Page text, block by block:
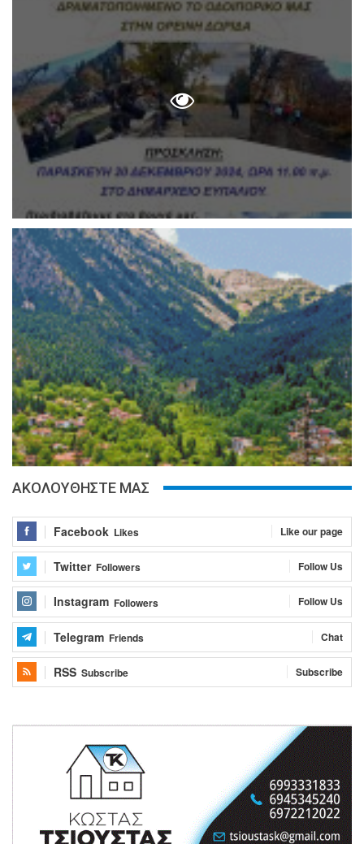
ΑΚΟΛΟΥΘΗΣΤΕ ΜΑΣ
Facebook Likes Like our page
Twitter Followers Follow Us
Instagram Followers Follow Us
Telegram Friends Chat
RSS Subscribe Subscribe